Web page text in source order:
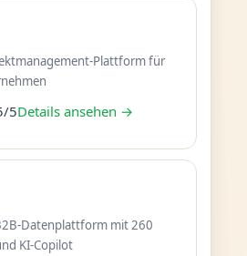
Plattform für
5Details ansehen →
Datenplattform mit 260
KI-Copilot